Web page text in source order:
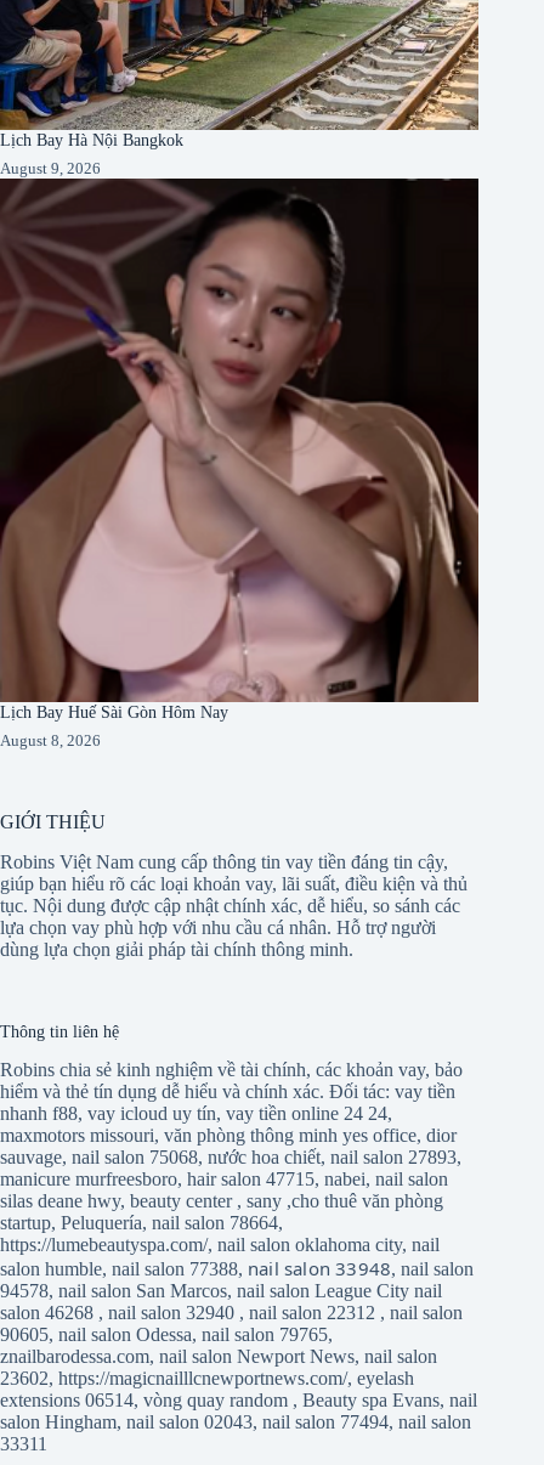
Lịch Bay Hà Nội Bangkok
August 9, 2026
Lịch Bay Huế Sài Gòn Hôm Nay
August 8, 2026
GIỚI THIỆU
Robins Việt Nam cung cấp thông tin vay tiền đáng tin cậy,
giúp bạn hiểu rõ các loại khoản vay, lãi suất, điều kiện và thủ
tục. Nội dung được cập nhật chính xác, dễ hiểu, so sánh các
lựa chọn vay phù hợp với nhu cầu cá nhân. Hỗ trợ người
dùng lựa chọn giải pháp tài chính thông minh.
Thông tin liên hệ
Robins chia sẻ kinh nghiệm về tài chính, các khoản vay, bảo
hiểm và thẻ tín dụng dễ hiểu và chính xác. Đối tác: vay tiền
nhanh f88, vay icloud uy tín, vay tiền online 24 24,
maxmotors missouri, văn phòng thông minh yes office, dior
sauvage, nail salon 75068, nước hoa chiết, nail salon 27893,
manicure murfreesboro, hair salon 47715, nabei, nail salon
silas deane hwy, beauty center, sany ,cho thuê văn phòng
startup, Peluquería, nail salon 78664,
https://lumebeautyspa.com/, nail salon oklahoma city, nail
salon humble, nail salon 77388, nail salon 33948,nail salon
94578, nail salon San Marcos, nail salon League City nail
salon 46268 , nail salon 32940 , nail salon 22312 , nail salon
90605, nail salon Odessa, nail salon 79765,
znailbarodessa.com, nail salon Newport News, nail salon
23602, https://magicnailllcnewportnews.com/, eyelash
extensions 06514, vòng quay random , Beauty spa Evans, nail
salon Hingham, nail salon 02043, nail salon 77494, nail salon
33311